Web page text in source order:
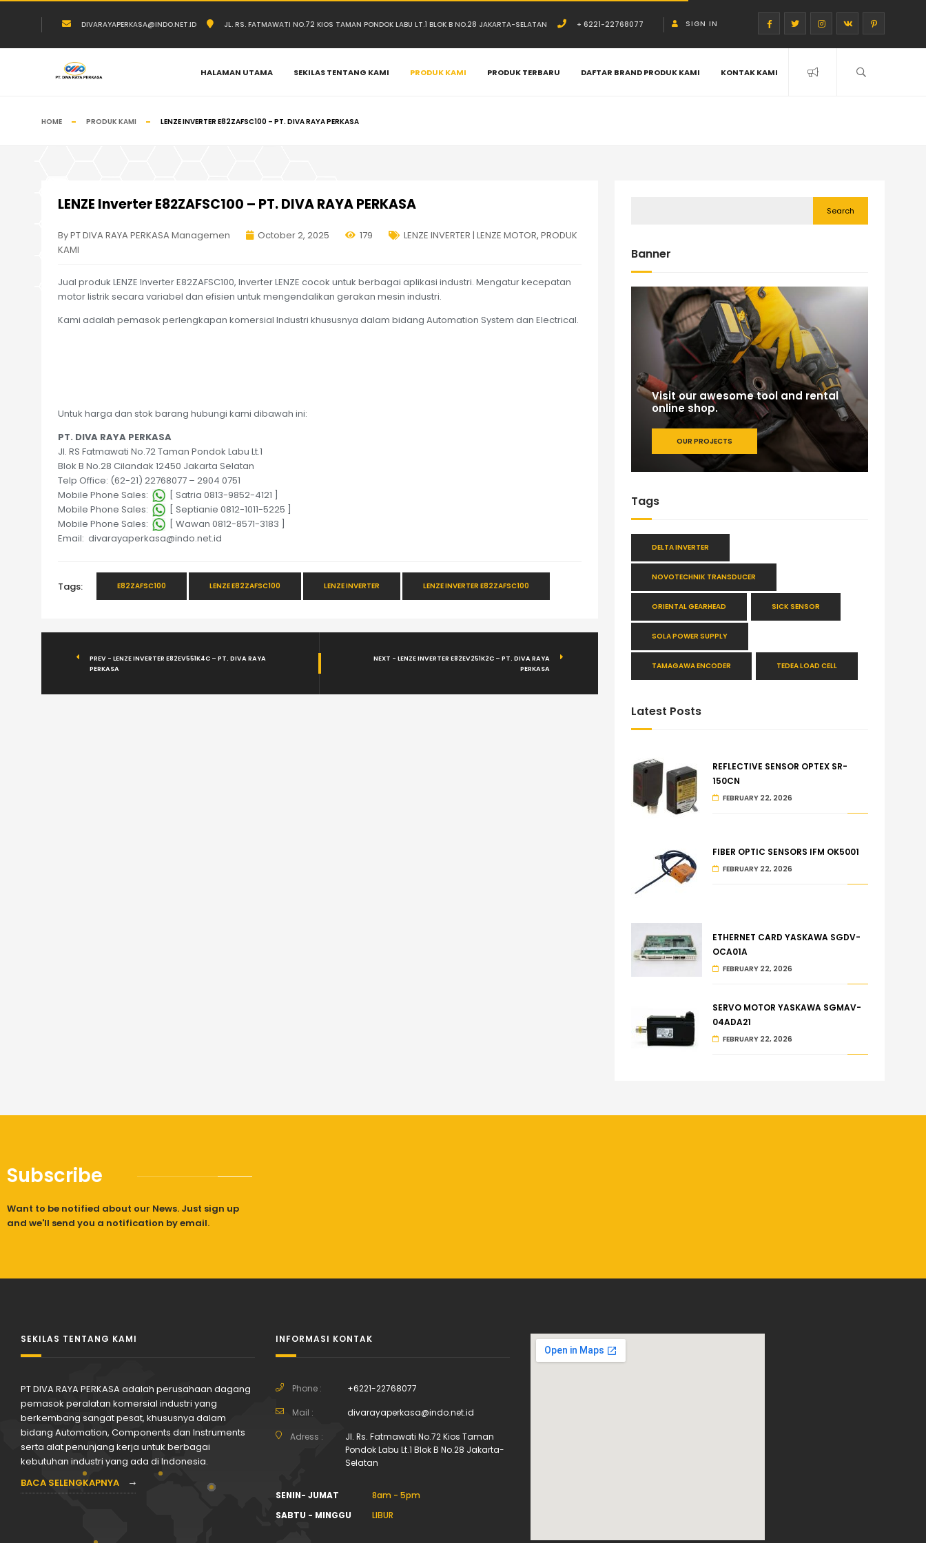
DIVARAYAPERKASA@INDO.NET.ID JL. RS. FATMAWATI NO.72 KIOS TAMAN PONDOK LABU LT.1 BLOK B NO.28 JAKARTA-SELATAN + 6221-22768077 SIGN IN
HALAMAN UTAMA SEKILAS TENTANG KAMI PRODUK KAMI PRODUK TERBARU DAFTAR BRAND PRODUK KAMI KONTAK KAMI
HOME PRODUK KAMI LENZE INVERTER E82ZAFSC100 – PT. DIVA RAYA PERKASA
LENZE Inverter E82ZAFSC100 – PT. DIVA RAYA PERKASA
By PT DIVA RAYA PERKASA Managemen October 2, 2025 179 LENZE INVERTER | LENZE MOTOR, PRODUK
KAMI
Jual produk LENZE Inverter E82ZAFSC100, Inverter LENZE cocok untuk berbagai aplikasi industri. Mengatur kecepatan
motor listrik secara variabel dan efisien untuk mengendalikan gerakan mesin industri.
Kami adalah pemasok perlengkapan komersial Industri khususnya dalam bidang Automation System dan Electrical.
Untuk harga dan stok barang hubungi kami dibawah ini:
PT. DIVA RAYA PERKASA
Jl. RS Fatmawati No.72 Taman Pondok Labu Lt.1
Blok B No.28 Cilandak 12450 Jakarta Selatan
Telp Office: (62-21) 22768077 – 2904 0751
Mobile Phone Sales:
[ Satria 0813-9852-4121 ]
Mobile Phone Sales:
[ Septianie 0812-1011-5225 ]
Mobile Phone Sales:
[ Wawan 0812-8571-3183 ]
Email: divarayaperkasa@indo.net.id
Tags: E82ZAFSC100 LENZE E82ZAFSC100 LENZE INVERTER LENZE INVERTER E82ZAFSC100
PREV - LENZE INVERTER E82EV551K4C – PT. DIVA RAYA
PERKASA
NEXT - LENZE INVERTER E82EV251K2C – PT. DIVA RAYA
PERKASA
Search
Banner
Visit our awesome tool and rental
online shop.
OUR PROJECTS
Tags
DELTA INVERTER
NOVOTECHNIK TRANSDUCER
ORIENTAL GEARHEAD SICK SENSOR
SOLA POWER SUPPLY
TAMAGAWA ENCODER TEDEA LOAD CELL
Latest Posts
REFLECTIVE SENSOR OPTEX SR-
150CN
FEBRUARY 22, 2026
FIBER OPTIC SENSORS IFM OK5001
FEBRUARY 22, 2026
ETHERNET CARD YASKAWA SGDV-
OCA01A
FEBRUARY 22, 2026
SERVO MOTOR YASKAWA SGMAV-
04ADA21
FEBRUARY 22, 2026
Subscribe
Want to be notified about our News. Just sign up
and we'll send you a notification by email.
SEKILAS TENTANG KAMI
PT DIVA RAYA PERKASA adalah perusahaan dagang
pemasok peralatan komersial industri yang
berkembang sangat pesat, khususnya dalam
bidang Automation, Components dan Instruments
serta alat penunjang kerja untuk berbagai
kebutuhan industri yang ada di Indonesia.
BACA SELENGKAPNYA
INFORMASI KONTAK
Phone : +6221-22768077
Mail : divarayaperkasa@indo.net.id
Adress :
Jl. Rs. Fatmawati No.72 Kios Taman
Pondok Labu Lt.1 Blok B No.28 Jakarta-
Selatan
SENIN- JUMAT
8am - 5pm
SABTU - MINGGU
LIBUR